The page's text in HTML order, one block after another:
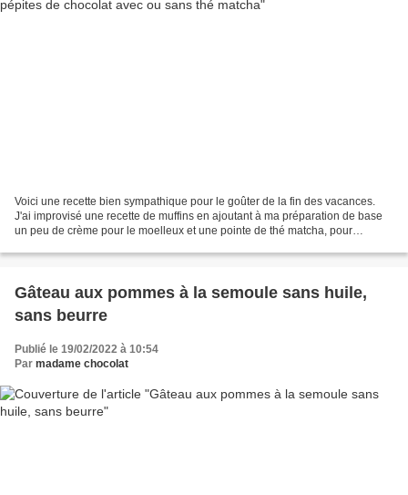
Voici une recette bien sympathique pour le goûter de la fin des vacances.
J'ai improvisé une recette de muffins en ajoutant à ma préparation de base
un peu de crème pour le moelleux et une pointe de thé matcha, pour
Gâteau aux pommes à la semoule sans huile,
sans beurre
Publié le 19/02/2022 à 10:54
Par madame chocolat